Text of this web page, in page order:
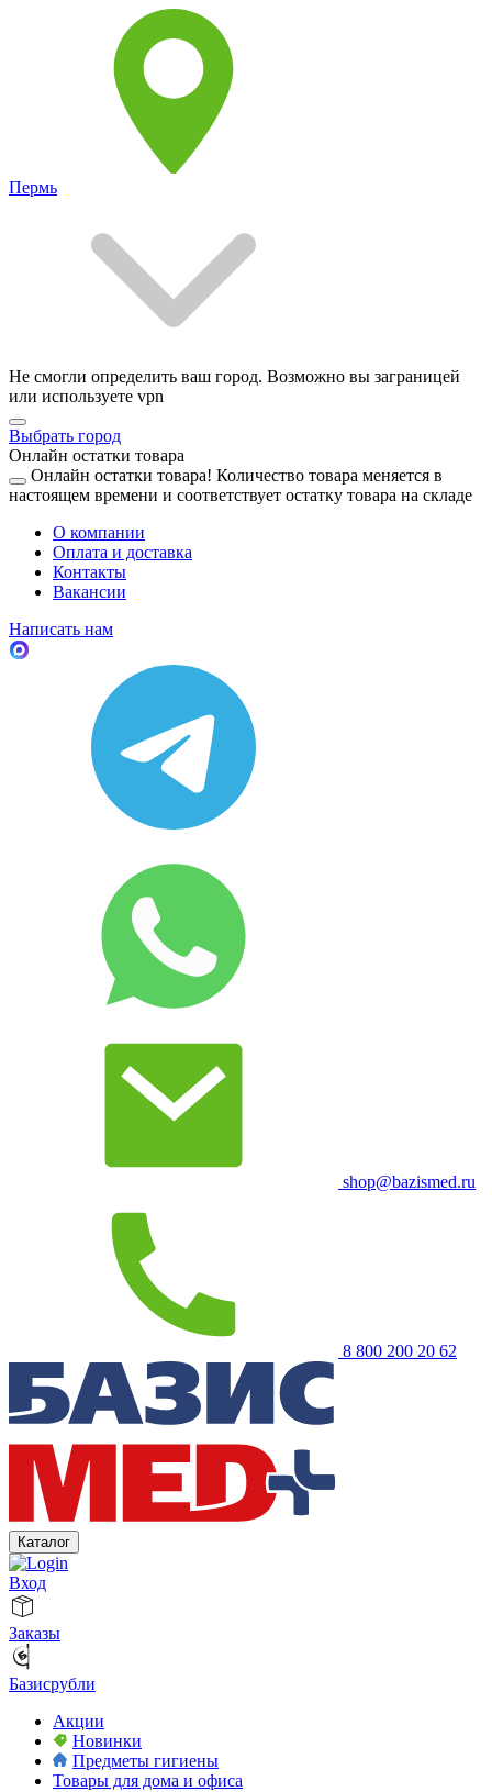
Пермь
Не смогли определить ваш город. Возможно вы заграницей
или используете vpn
Выбрать город
Онлайн остатки товара
Онлайн остатки товара! Количество товара меняется в
настоящем времени и соответствует остатку товара на складе
О компании
Оплата и доставка
Контакты
Вакансии
Написать нам
shop@bazismed.ru
8 800 200 20 62
Каталог
Вход
Заказы
Базисрубли
Акции
Новинки
Предметы гигиены
Товары для дома и офиса